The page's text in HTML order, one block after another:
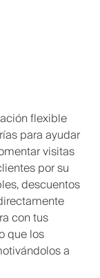
flexible
para ayudar
visitas
por su
descuentos
con tus
que los
a